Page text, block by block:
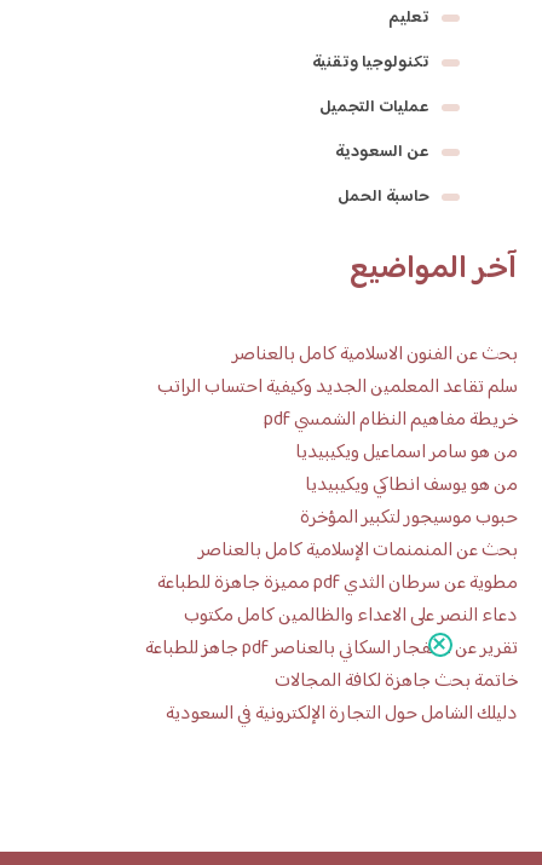
تعليم
تكنولوجيا وتقنية
عمليات التجميل
عن السعودية
حاسبة الحمل
آخر المواضيع
بحث عن الفنون الاسلامية كامل بالعناصر
سلم تقاعد المعلمين الجديد وكيفية احتساب الراتب
خريطة مفاهيم النظام الشمسي pdf
من هو سامر اسماعيل ويكيبيديا
من هو يوسف انطاكي ويكيبيديا
حبوب موسيجور لتكبير المؤخرة
بحث عن المنمنمات الإسلامية كامل بالعناصر
مطوية عن سرطان الثدي pdf مميزة جاهزة للطباعة
دعاء النصر على الاعداء والظالمين كامل مكتوب
تقرير عن الانفجار السكاني بالعناصر pdf جاهز للطباعة
خاتمة بحث جاهزة لكافة المجالات
دليلك الشامل حول التجارة الإلكترونية في السعودية